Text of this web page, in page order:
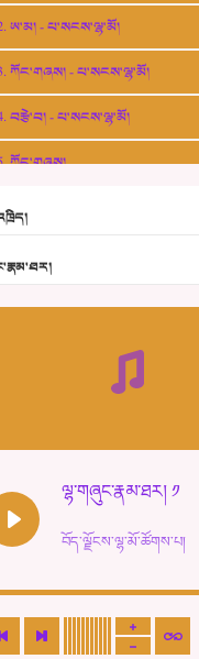
ཨ་མ། - པ་སངས་ལྷ་མོ།
ཀོང་གཞས། - པ་སངས་ལྷ་མོ།
བརྩེ་བ། - པ་སངས་ལྷ་མོ།
ཀོང་གཞས།
ཆོལ་གསུམ་བྲོ་གཞས། - སྒྲོན་གསལ།
13. ཆུང་འདྲིས། - ཟླ་སྒྲོན།
ཤམ་པ་ལ་ཡི་སྲས་མོ།
ལྷ་གཞུང་རྣམ་ཐར། ༡
བོད་ལྗོངས་ལྷ་མོ་ཚོགས་པ།